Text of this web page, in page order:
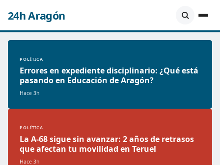
24h Aragón
POLÍTICA
Errores en expediente disciplinario: ¿Qué está
pasando en Educación de Aragón?
Hace 3h
POLÍTICA
La A-68 sigue sin avanzar: 2 años de retrasos
que afectan tu movilidad en Teruel
Hace 3h